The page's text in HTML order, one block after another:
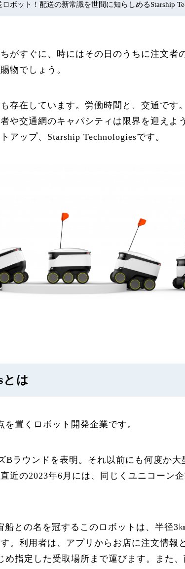
ボット！配送の新常識を世間に知らしめるStarship
がすぐに、時にはその日のうちに注文者
物でしょう。
存在しています。労働時間と、交通です
や交通網のキャパシティは限界を迎えよ
アップ、Starship Technologiesです。
とは
置くロボット開発企業です。
ラウンドを表明。それ以前にも何度か大
近の2023年6月には、同じくユニコーン
船との名を冠するこのロボットは、半径3
。利用者は、アプリからお店に注文情報
め指定した受取場所まで運びます。また